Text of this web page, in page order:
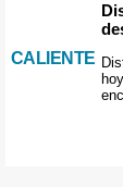
CALIENTE